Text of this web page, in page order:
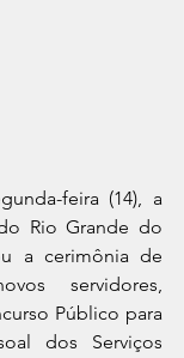
feira (14), a
Rio Grande do
a cerimônia de
servidores,
Público para
dos Serviços